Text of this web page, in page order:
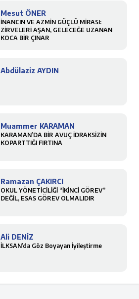
Mesut ÖNER
İNANCIN VE AZMİN GÜÇLÜ MİRASI:
ZİRVELERİ AŞAN, GELECEĞE UZANAN
KOCA BİR ÇINAR
Abdülaziz AYDIN
Muammer KARAMAN
KARAMAN’DA BİR AVUÇ İDRAKSİZİN
KOPARTTIĞI FIRTINA
Ramazan ÇAKIRCI
OKUL YÖNETİCİLİĞİ “İKİNCİ GÖREV”
DEĞİL, ESAS GÖREV OLMALIDIR
Ali DENİZ
İLKSAN’da Göz Boyayan İyileştirme